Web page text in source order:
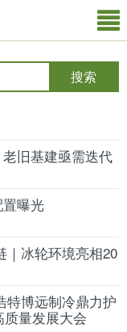
搜索
旧基建亟需迭代
曝光
｜冰轮环境亮相20
特博远制冷鼎力护
量发展大会